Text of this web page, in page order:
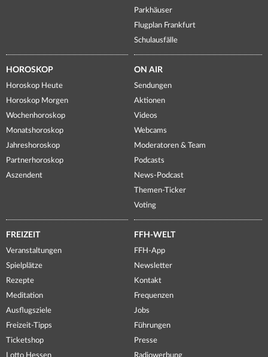
Parkhäuser
Flugplan Frankfurt
Schulausfälle
HOROSKOP
Horoskop Heute
Horoskop Morgen
Wochenhoroskop
Monatshoroskop
Jahreshoroskop
Partnerhoroskop
Aszendent
ON AIR
Sendungen
Aktionen
Videos
Webcams
Moderatoren & Team
Podcasts
News-Podcast
Themen-Ticker
Voting
FREIZEIT
Veranstaltungen
Spielplätze
Rezepte
Meditation
Ausflugsziele
Freizeit-Tipps
Ticketshop
Lotto Hessen
FFH-WELT
FFH-App
Newsletter
Kontakt
Frequenzen
Jobs
Führungen
Presse
Radiowerbung